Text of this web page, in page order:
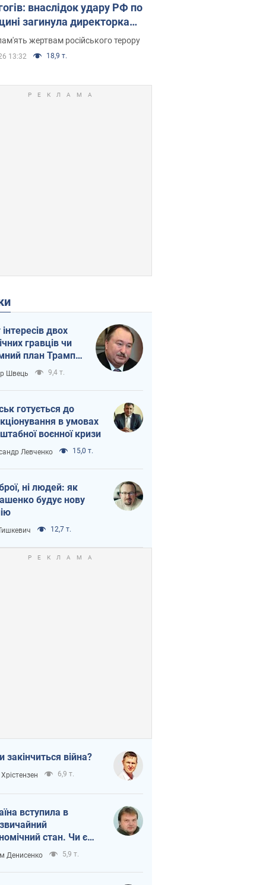
внаслідок удару РФ по
загинула директорка
ліцею, її чоловік та онук
жертвам російського терору
13:32 18,9 т.
інтересів двох
гравців чи
план Трампа
Швець 9,4 т.
готується до
в умовах
воєнної кризи
Левченко 15,0 т.
ні людей: як
будує нову
12,7 т.
закінчиться війна?
6,9 т.
вступила в
стан. Чи є
вкінці тунелю?
Денисенко 5,9 т.